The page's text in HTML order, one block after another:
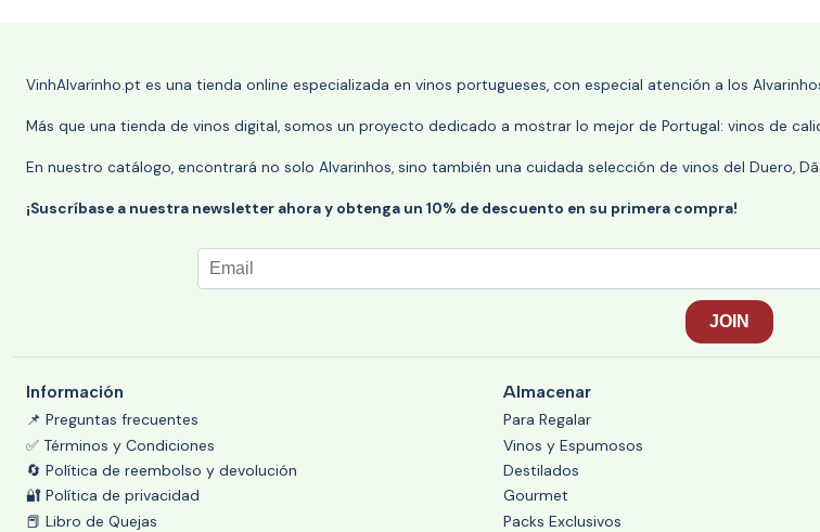
VinhAlvarinho.pt es una tienda online especializada en vinos portugueses, con especial atención a los
Más que una tienda de vinos digital, somos un proyecto dedicado a mostrar lo mejor de Portugal: vinos de
En nuestro catálogo, encontrará no solo Alvarinhos, sino también una cuidada selección de vinos del Duero,
¡Suscríbase a nuestra newsletter ahora y obtenga un 10% de descuento en su primera compra!
Información
📌 Preguntas frecuentes
✅ Términos y Condiciones
🔄 Política de reembolso y devolución
🔐 Política de privacidad
📕 Libro de Quejas
Almacenar
Para Regalar
Vinos y Espumosos
Destilados
Gourmet
Packs Exclusivos